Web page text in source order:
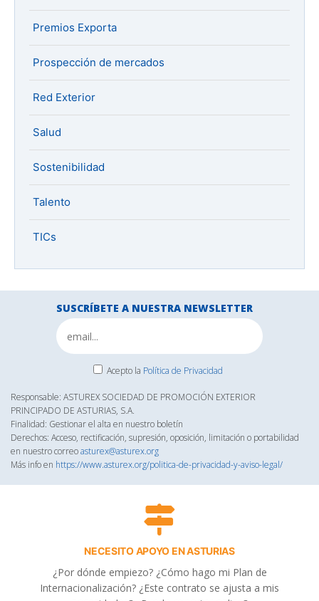
Premios Exporta
Prospección de mercados
Red Exterior
Salud
Sostenibilidad
Talento
TICs
SUSCRÍBETE A NUESTRA NEWSLETTER
Acepto la Política de Privacidad
Responsable: ASTUREX SOCIEDAD DE PROMOCIÓN EXTERIOR
PRINCIPADO DE ASTURIAS, S.A.
Finalidad: Gestionar el alta en nuestro boletín
Derechos: Acceso, rectificación, supresión, oposición, limitación o portabilidad
en nuestro correoasturex@asturex.org
Más info en https://www.asturex.org/politica-de-privacidad-y-aviso-legal/
NECESITO APOYO EN ASTURIAS
¿Por dónde empiezo? ¿Cómo hago mi Plan de
Internacionalización? ¿Este contrato se ajusta a mis